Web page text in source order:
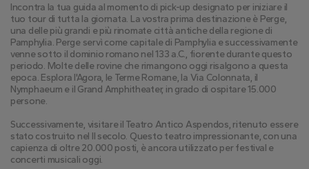
Incontra la tua guida al momento di pick-up designato per iniziare il
tuo tour di tutta la giornata. La vostra prima destinazione è Perge,
una delle più grandi e più rinomate città antiche della regione di
Pamphylia. Perge servì come capitale di Pamphylia e successivamente
venne sotto il dominio romano nel 133 a.C., fiorente durante questo
periodo. Molte delle rovine che rimangono oggi risalgono a questa
epoca. Esplora l'Agora, le Terme Romane, la Via Colonnata, il
Nymphaeum e il Grand Amphitheater, in grado di ospitare 15.000
persone.
Successivamente, visitare il Teatro Antico Aspendos, ritenuto essere
stato costruito nel II secolo. Questo teatro impressionante, con una
capienza di oltre 20.000 posti, è ancora utilizzato per festival e
concerti musicali oggi.